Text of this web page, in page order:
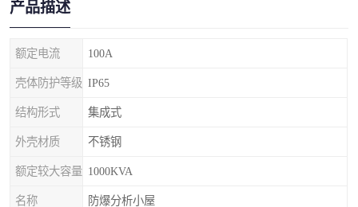
产品描述
额定电流 100A
壳体防护等级 IP65
结构形式 集成式
外壳材质 不锈钢
额定较大容量 1000KVA
名称 防爆分析小屋